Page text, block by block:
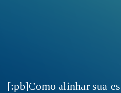
[:pb]Como alinhar sua